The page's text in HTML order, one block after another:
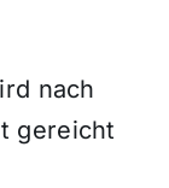
nach
gereicht